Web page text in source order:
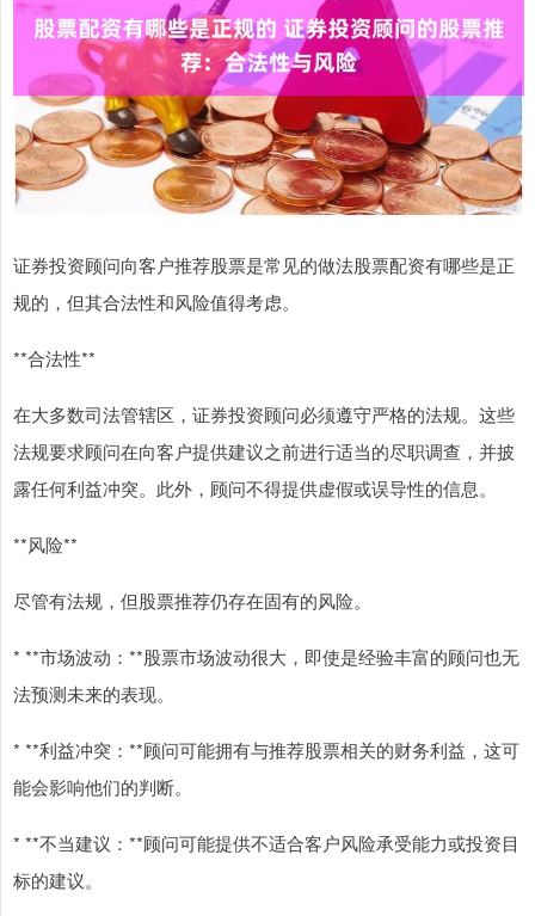
证券投资顾问向客户推荐股票是常见的做法股票配资有哪些是正
规的，但其合法性和风险值得考虑。
**合法性**
在大多数司法管辖区，证券投资顾问必须遵守严格的法规。这些
法规要求顾问在向客户提供建议之前进行适当的尽职调查，并披
露任何利益冲突。此外，顾问不得提供虚假或误导性的信息。
**风险**
尽管有法规，但股票推荐仍存在固有的风险。
* **市场波动：**股票市场波动很大，即使是经验丰富的顾问也无
法预测未来的表现。
* **利益冲突：**顾问可能拥有与推荐股票相关的财务利益，这可
能会影响他们的判断。
* **不当建议：**顾问可能提供不适合客户风险承受能力或投资目
标的建议。